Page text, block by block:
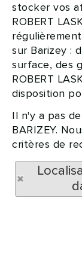
stocker vos
ROBERT
sur Barizey :
surface, des
ROBERT
disposition
Il n'y a pas
BARIZEY.
critères de